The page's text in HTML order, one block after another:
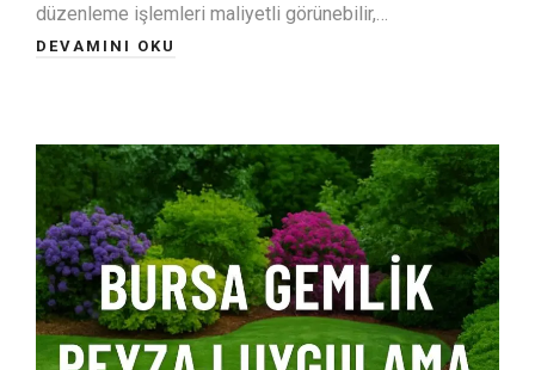
düzenleme işlemleri maliyetli görünebilir,…
DEVAMINI OKU